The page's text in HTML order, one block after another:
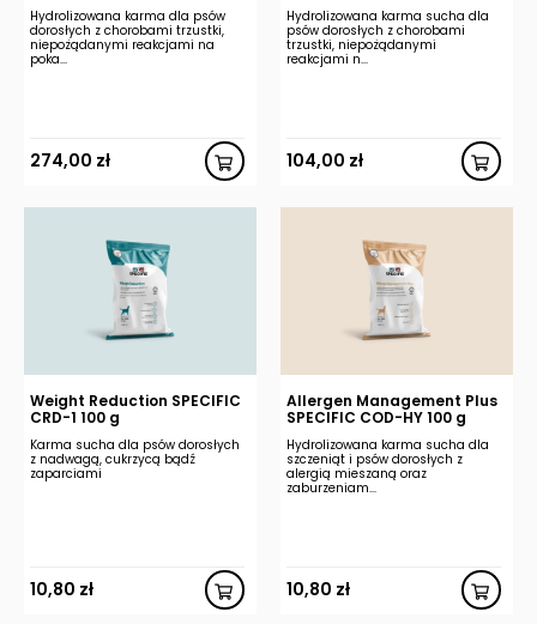
Hydrolizowana karma dla psów
dorosłych z chorobami trzustki,
niepożądanymi reakcjami na
poka...
274,00 zł
Hydrolizowana karma sucha dla
psów dorosłych z chorobami
trzustki, niepożądanymi
reakcjami n...
104,00 zł
Weight Reduction SPECIFIC
CRD-1 100 g
Karma sucha dla psów dorosłych
z nadwagą, cukrzycą bądź
zaparciami
10,80 zł
Allergen Management Plus
SPECIFIC COD-HY 100 g
Hydrolizowana karma sucha dla
szczeniąt i psów dorosłych z
alergią mieszaną oraz
zaburzeniam...
10,80 zł